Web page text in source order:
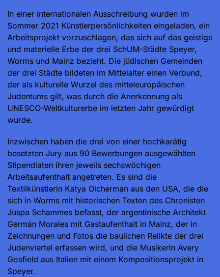
In einer internationalen Ausschreibung wurden im
Sommer 2021 Künstlerpersönlichkeiten eingeladen, ein
Arbeitsprojekt vorzuschlagen, das sich auf das geistige
und materielle Erbe der drei SchUM-Städte Speyer,
Worms und Mainz bezieht. Die jüdischen Gemeinden
der drei Städte bildeten im Mittelalter einen Verbund,
der als kulturelle Wurzel des mitteleuropäischen
Judentums gilt, was durch die Anerkennung als
UNESCO-Weltkulturerbe im letzten Jahr gewürdigt
wurde.
Inzwischen haben die drei von einer hochkarätig
besetzten Jury aus 90 Bewerbungen ausgewählten
Stipendiaten ihren jeweils sechswöchigen
Arbeitsaufenthalt angetreten. Es sind die
Textilkünstlerin Katya Oicherman aus den USA, die die
sich in Worms mit historischen Texten des Chronisten
Juspa Schammes befasst, der argentinische Architekt
Germán Morales mit Gastaufenthalt in Mainz, der in
Zeichnungen und Fotos die baulichen Relikte der drei
Judenviertel erfassen wird, und die Musikerin Avery
Gosfield aus Italien mit einem Kompositionsprojekt in
Speyer.